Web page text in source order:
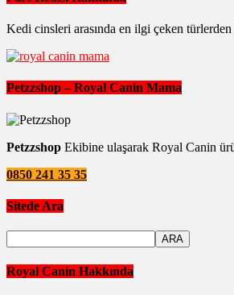
Kedi cinsleri arasında en ilgi çeken
Petzzshop – Royal Canin Mama
Petzzshop Ekibine ulaşarak Royal Canin
0850 241 35 35
Sitede Ara
Royal Canin Hakkında